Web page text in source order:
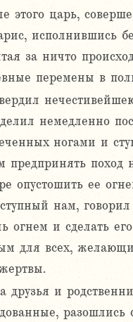
этого царь,
исполнившись
за ничто
перемены в
немедленно
ногами и
предпринять поход
опустошить ее
нам,
огнем и сделать
для всех,
друзья и
разошлись